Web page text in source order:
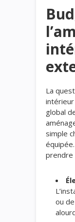
La
global
simple
prendre
ou